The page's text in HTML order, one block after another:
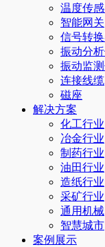
温度传
智能网关
信号转
振动分
振动监
连接线缆
磁座
解决方案
化工行业
冶金行业
制药行业
油田行业
造纸行业
采矿行业
通用机械
智慧城市
案例展示